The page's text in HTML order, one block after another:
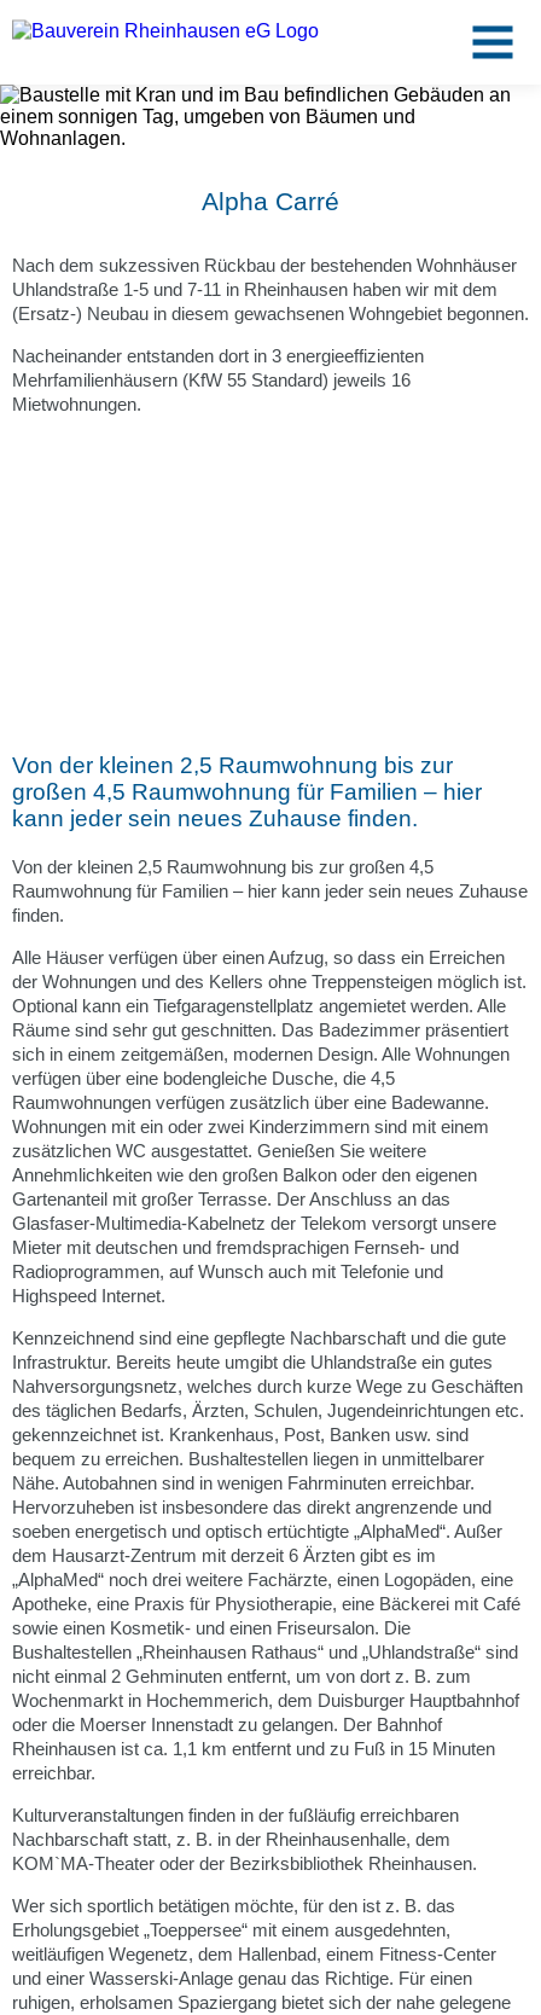
Zum
Hauptinhalt
springen
Unternehmen
Jobs
Alpha Carré
Nach dem sukzessiven Rückbau der bestehenden Wohnhäuser
Uhlandstraße 1-5 und 7-11 in Rheinhausen haben wir mit dem
(Ersatz-) Neubau in diesem gewachsenen Wohngebiet begonnen.
Nacheinander entstanden dort in 3 energieeffizienten
Mehrfamilienhäusern (KfW 55 Standard) jeweils 16
Mietwohnungen.
Von der kleinen 2,5 Raumwohnung bis zur
großen 4,5 Raumwohnung für Familien – hier
kann jeder sein neues Zuhause finden.
Von der kleinen 2,5 Raumwohnung bis zur großen 4,5
Raumwohnung für Familien – hier kann jeder sein neues Zuhause
finden.
Alle Häuser verfügen über einen Aufzug, so dass ein Erreichen
der Wohnungen und des Kellers ohne Treppensteigen möglich ist.
Optional kann ein Tiefgaragenstellplatz angemietet werden. Alle
Räume sind sehr gut geschnitten. Das Badezimmer präsentiert
sich in einem zeitgemäßen, modernen Design. Alle Wohnungen
verfügen über eine bodengleiche Dusche, die 4,5
Raumwohnungen verfügen zusätzlich über eine Badewanne.
Wohnungen mit ein oder zwei Kinderzimmern sind mit einem
zusätzlichen WC ausgestattet. Genießen Sie weitere
Annehmlichkeiten wie den großen Balkon oder den eigenen
Gartenanteil mit großer Terrasse. Der Anschluss an das
Glasfaser-Multimedia-Kabelnetz der Telekom versorgt unsere
Mieter mit deutschen und fremdsprachigen Fernseh- und
Radioprogrammen, auf Wunsch auch mit Telefonie und
Highspeed Internet.
Kennzeichnend sind eine gepflegte Nachbarschaft und die gute
Infrastruktur. Bereits heute umgibt die Uhlandstraße ein gutes
Nahversorgungsnetz, welches durch kurze Wege zu Geschäften
des täglichen Bedarfs, Ärzten, Schulen, Jugendeinrichtungen etc.
gekennzeichnet ist. Krankenhaus, Post, Banken usw. sind
bequem zu erreichen. Bushaltestellen liegen in unmittelbarer
Nähe. Autobahnen sind in wenigen Fahrminuten erreichbar.
Hervorzuheben ist insbesondere das direkt angrenzende und
soeben energetisch und optisch ertüchtigte „AlphaMed“. Außer
dem Hausarzt-Zentrum mit derzeit 6 Ärzten gibt es im
„AlphaMed“ noch drei weitere Fachärzte, einen Logopäden, eine
Apotheke, eine Praxis für Physiotherapie, eine Bäckerei mit Café
sowie einen Kosmetik- und einen Friseursalon. Die
Bushaltestellen „Rheinhausen Rathaus“ und „Uhlandstraße“ sind
nicht einmal 2 Gehminuten entfernt, um von dort z. B. zum
Wochenmarkt in Hochemmerich, dem Duisburger Hauptbahnhof
oder die Moerser Innenstadt zu gelangen. Der Bahnhof
Rheinhausen ist ca. 1,1 km entfernt und zu Fuß in 15 Minuten
erreichbar.
Kulturveranstaltungen finden in der fußläufig erreichbaren
Nachbarschaft statt, z. B. in der Rheinhausenhalle, dem
KOM`MA-Theater oder der Bezirksbibliothek Rheinhausen.
Wer sich sportlich betätigen möchte, für den ist z. B. das
Erholungsgebiet „Toeppersee“ mit einem ausgedehnten,
weitläufigen Wegenetz, dem Hallenbad, einem Fitness-Center
und einer Wasserski-Anlage genau das Richtige. Für einen
ruhigen, erholsamen Spaziergang bietet sich der nahe gelegene